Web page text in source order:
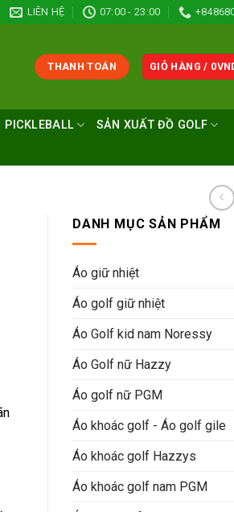
LIÊN HỆ 07:00 - 23:00
THANH TOÁN GIỎ HÀNG / 0
PICKLEBALL SẢN XUẤT ĐỒ GOLF
DANH MỤC SẢN PHẨM
Áo giữ nhiệt
Áo golf giữ nhiệt
Áo Golf kid nam Noressy
Áo Golf nữ Hazzy
Áo golf nữ PGM
Áo khoác golf - Áo golf gile
Áo khoác golf Hazzys
Áo khoác golf nam PGM